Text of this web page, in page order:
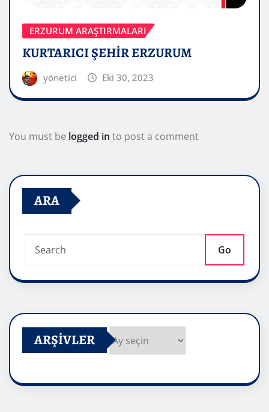
ERZURUM ARAŞTIRMALARI
KURTARICI ŞEHİR ERZURUM
yönetici Eki 30, 2023
You must be logged in to post a comment
ARA
Go
ARŞIVLER